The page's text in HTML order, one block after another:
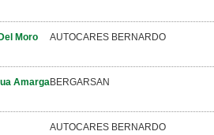
Moro
AUTOCARES BERNARDO
AmargaBERGARSAN
AUTOCARES BERNARDO